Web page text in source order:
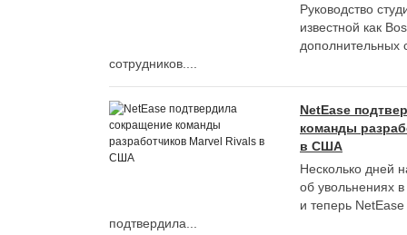
Руководство
известной как
дополнительных
сотрудников....
NetEase
команды
в США
Несколько дней
об увольнениях
и теперь
подтвердила...